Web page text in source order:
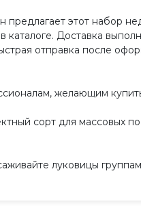
предлагает этот набор
Доставка
отправка после
желающим
сорт для массовых
луковицы